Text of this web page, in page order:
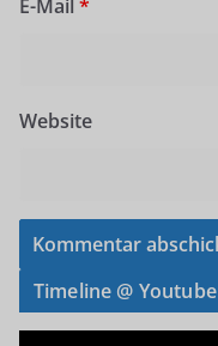
E-Mail *
Website
Timeline @ Youtube